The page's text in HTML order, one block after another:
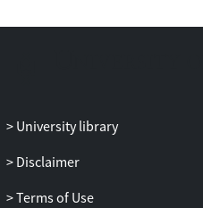
University library
Disclaimer
Terms of Use